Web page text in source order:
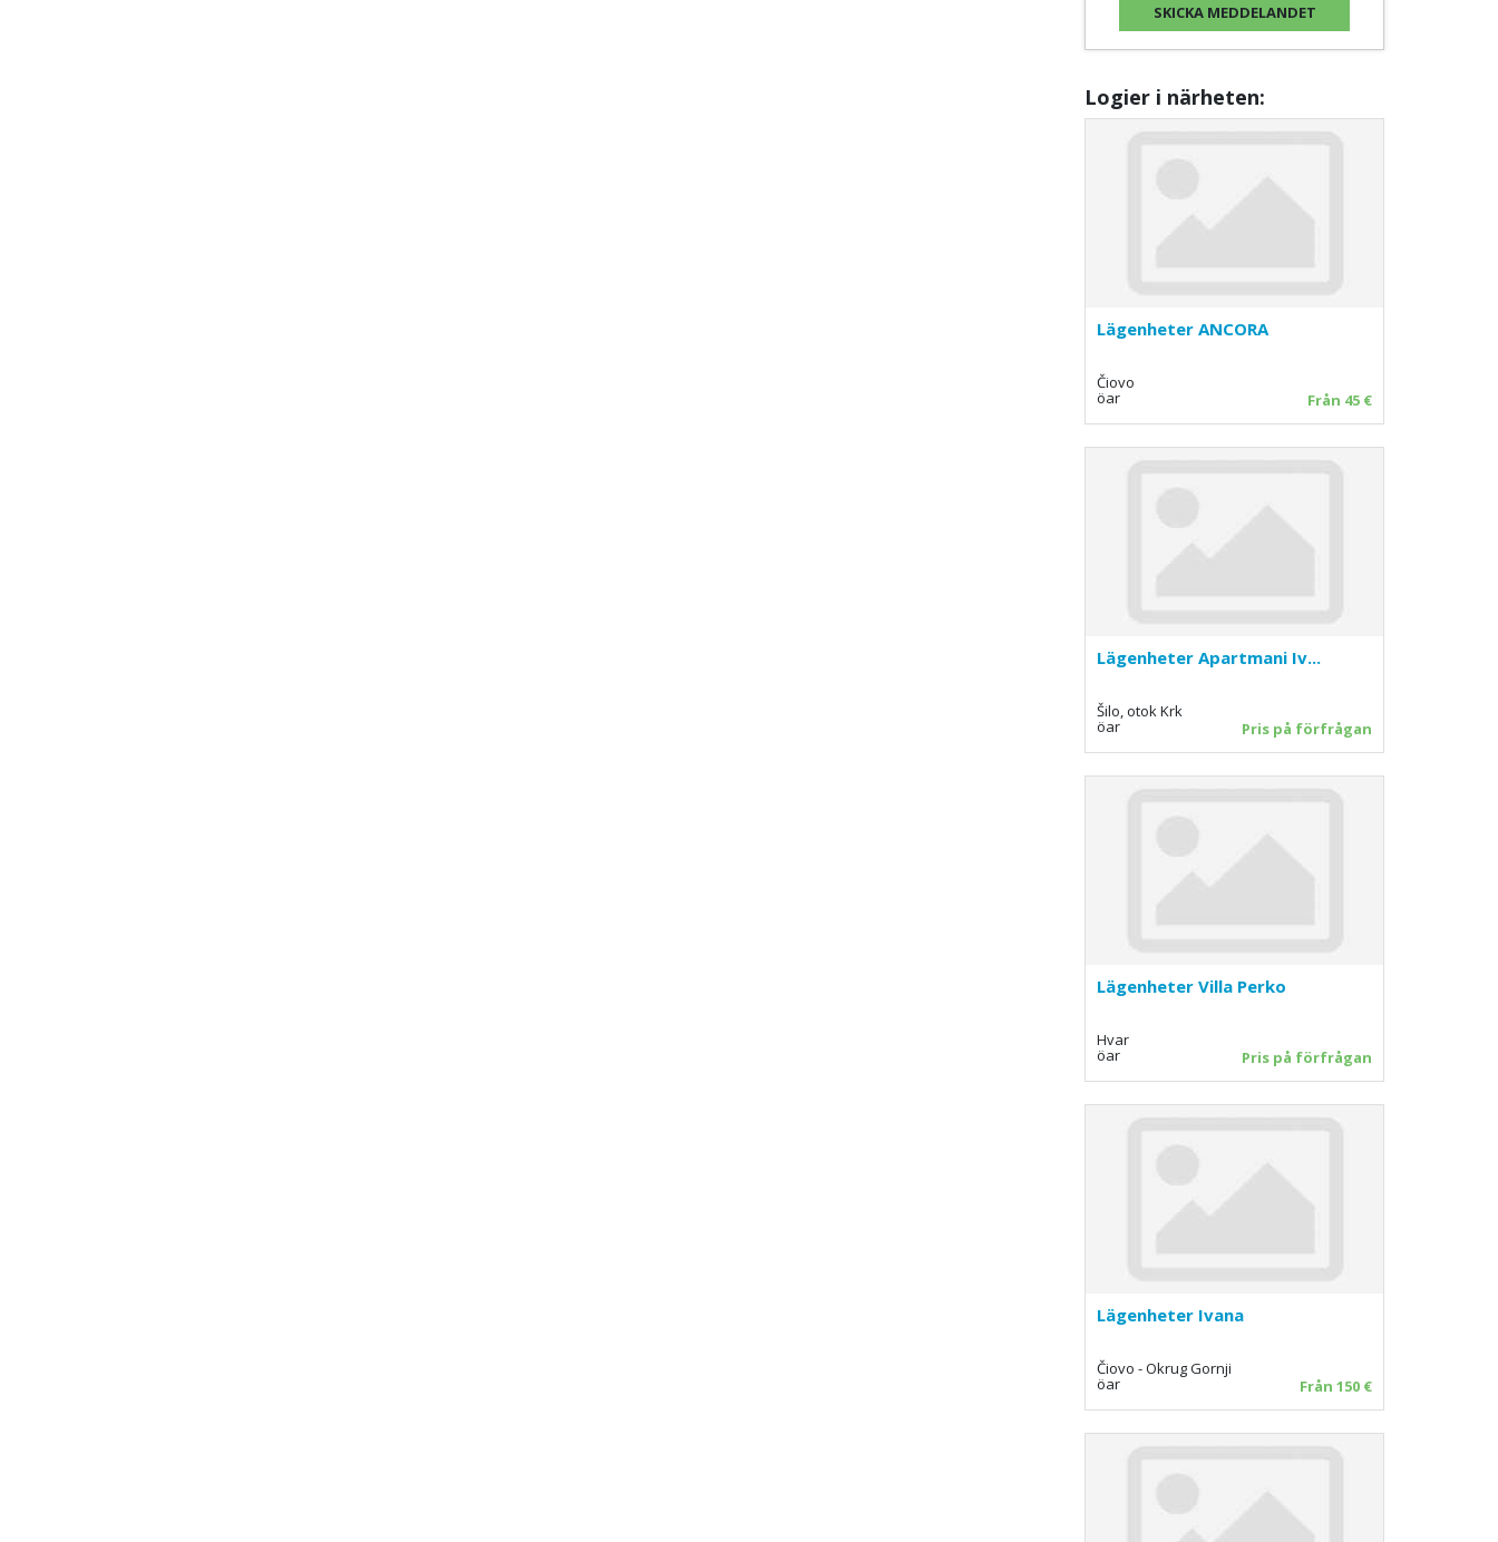
Logier i närheten:
Lägenheter ANCORA
Čiovo
öar Från 45 €
Lägenheter Apartmani Iv...
Šilo, otok Krk
öar Pris på förfrågan
Lägenheter Villa Perko
Hvar
öar Pris på förfrågan
Lägenheter Ivana
Čiovo - Okrug Gornji
öar Från 150 €